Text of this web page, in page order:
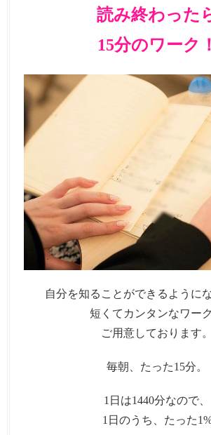
読み終わった
15分のワーク！
自分を知ることができるように
短くてカンタンなワー
ご用意しております。
毎朝、たった15分。
1日は1440分なので、
1日のうち、たった